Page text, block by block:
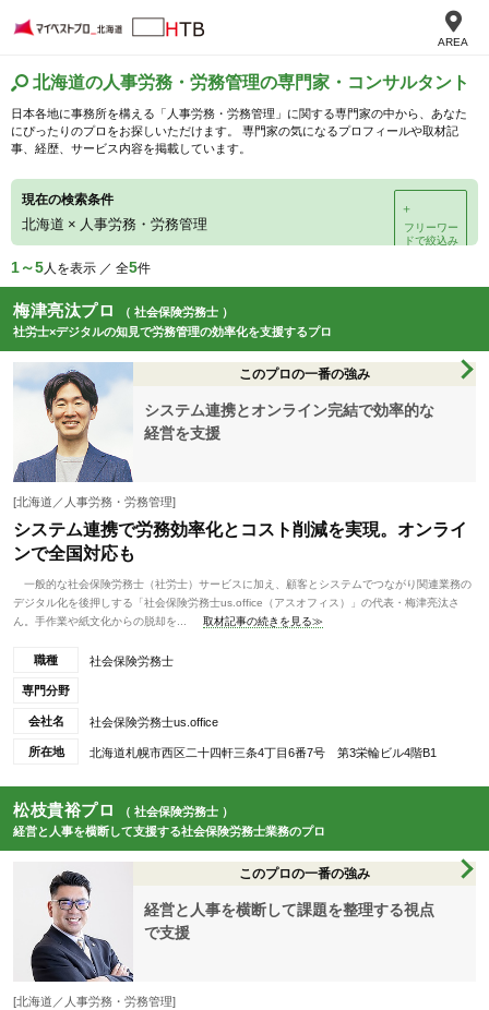
AREA
北海道の人事労務・労務管理の専門家・コンサルタント
日本各地に事務所を構える「人事労務・労務管理」に関する専門家の中から、あなた
にぴったりのプロをお探しいただけます。 専門家の気になるプロフィールや取材記
事、経歴、サービス内容を掲載しています。
現在の検索条件
北海道 × 人事労務・労務管理
＋
フリーワー
ドで絞込み
1～5人を表示 ／ 全5件
梅津亮汰プロ
（ 社会保険労務士 ）
社労士×デジタルの知見で労務管理の効率化を支援するプロ
このプロの一番の強み
システム連携とオンライン完結で効率的な
経営を支援
[北海道／人事労務・労務管理]
システム連携で労務効率化とコスト削減を実現。オンライ
ンで全国対応も
一般的な社会保険労務士（社労士）サービスに加え、顧客とシステムでつながり関連業務の
デジタル化を後押しする「社会保険労務士us.office（アスオフィス）」の代表・梅津亮汰さ
ん。手作業や紙文化からの脱却を...
取材記事の続きを見る≫
職種 社会保険労務士
専門分野
会社名 社会保険労務士us.office
所在地 北海道札幌市西区二十四軒三条4丁目6番7号 第3栄輪ビル4階B1
松枝貴裕プロ
（ 社会保険労務士 ）
経営と人事を横断して支援する社会保険労務士業務のプロ
このプロの一番の強み
経営と人事を横断して課題を整理する視点
で支援
[北海道／人事労務・労務管理]